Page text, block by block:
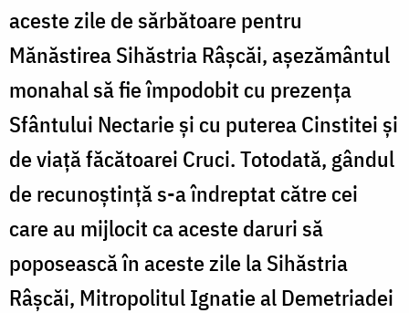
aceste zile de sărbătoare pentru
Mănăstirea Sihăstria Râșcăi, așezământul
monahal să fie împodobit cu prezența
Sfântului Nectarie și cu puterea Cinstitei și
de viață făcătoarei Cruci. Totodată, gândul
de recunoștință s-a îndreptat către cei
care au mijlocit ca aceste daruri să
poposească în aceste zile la Sihăstria
Râșcăi, Mitropolitul Ignatie al Demetriadei